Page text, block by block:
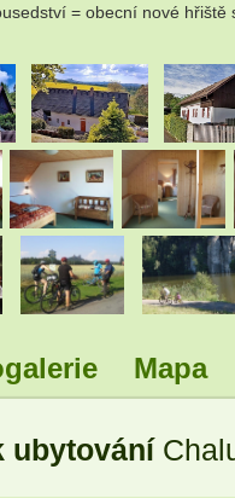
= obecní nové
Mapa
ubytování